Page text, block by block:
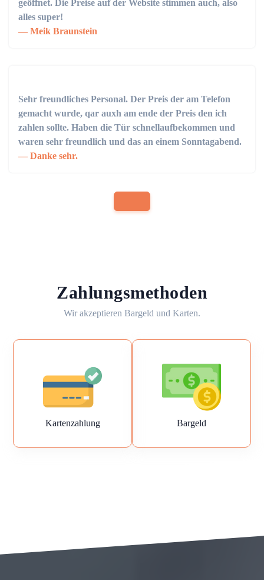
geöffnet. Die Preise auf der Website stimmen auch, also
alles super!
Meik Braunstein
Sehr freundliches Personal. Der Preis der am Telefon
gemacht wurde, qar auxh am ende der Preis den ich
zahlen sollte. Haben die Tür schnellaufbekommen und
waren sehr freundlich und das an einem Sonntagabend.
Danke sehr.
Zahlungsmethoden
Wir akzeptieren Bargeld und Karten.
Kartenzahlung Bargeld